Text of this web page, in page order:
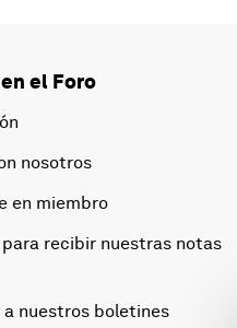
el Foro
nosotros
en miembro
recibir nuestras notas
a nuestros boletines